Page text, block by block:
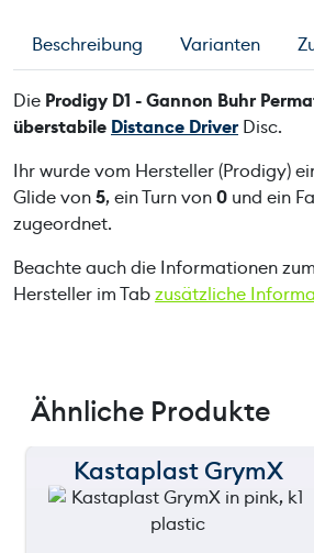
Beschreibung Varianten
Die Prodigy D1 - Gannon Buhr
überstabile Distance DriverDisc.
Ihr wurde vom Hersteller (Prodigy)
Glide von5, ein Turn von0 und ein
zugeordnet.
Beachte auch die Informationen
Hersteller im Tabzusätzliche
Ähnliche Produkte
150 m
Kastaplast GrymX